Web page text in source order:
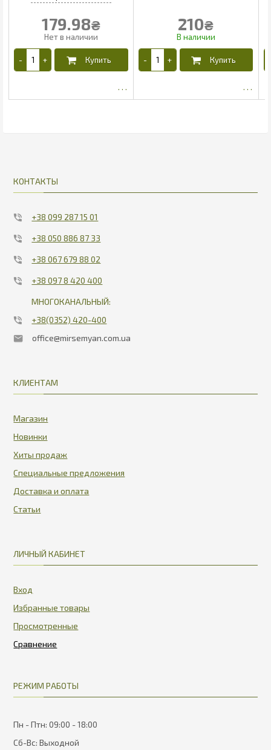
179.98₴ 210₴
КОНТАКТЫ
+38 099 287 15 01
+38 050 886 87 33
+38 067 679 88 02
+38 097 8 420 400
МНОГОКАНАЛЬНЫЙ:
+38(0352) 420-400
office@mirsemyan.com.ua
КЛИЕНТАМ
Магазин
Новинки
Хиты продаж
Специальные предложения
Доставка и оплата
Статьи
ЛИЧНЫЙ КАБИНЕТ
Вход
Избранные товары
Просмотренные
РЕЖИМ РАБОТЫ
Пн - Птн: 09:00 - 18:00
Сб-Вс: Выходной